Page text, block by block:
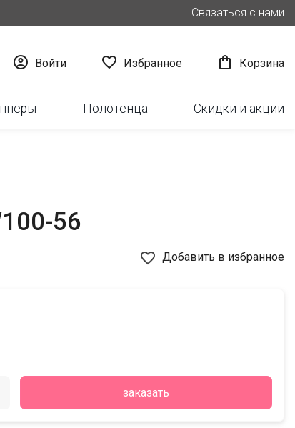
Связаться с нами
 Войти  Избранное  Корзина
Полотенца Скидки и акции
56
favorite_border Добавить в избранное
заказать